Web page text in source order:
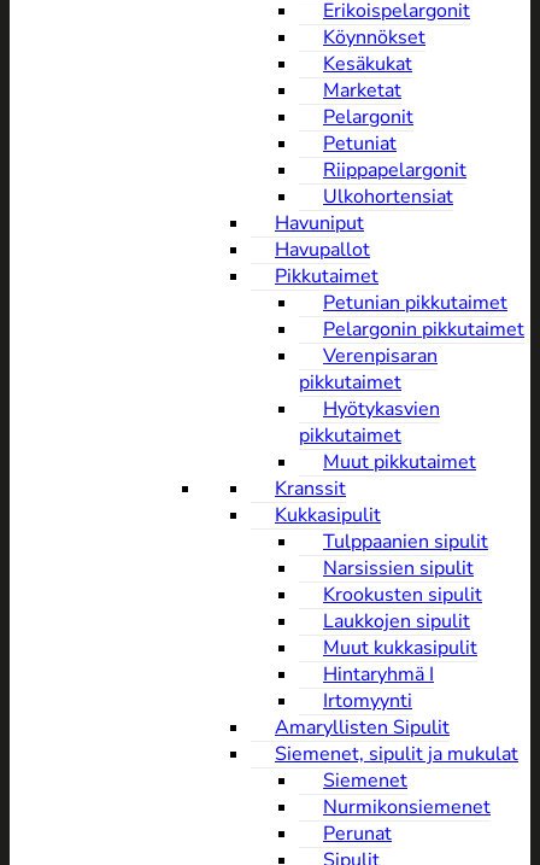
Erikoispelargonit
Köynnökset
Kesäkukat
Marketat
Pelargonit
Petuniat
Riippapelargonit
Ulkohortensiat
Havuniput
Havupallot
Pikkutaimet
Petunian pikkutaimet
Pelargonin pikkutaimet
Verenpisaran
pikkutaimet
Hyötykasvien
pikkutaimet
Muut pikkutaimet
Kranssit
Kukkasipulit
Tulppaanien sipulit
Narsissien sipulit
Krookusten sipulit
Laukkojen sipulit
Muut kukkasipulit
Hintaryhmä I
Irtomyynti
Amaryllisten Sipulit
Siemenet, sipulit ja mukulat
Siemenet
Nurmikonsiemenet
Perunat